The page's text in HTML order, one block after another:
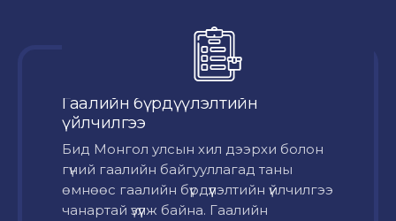
Гаалийн бүрдүүлэлтийн
үйлчилгээ
Бид Монгол улсын хил дээрхи болон
гүний гаалийн байгууллагад таны
өмнөөс гаалийн бүрдүүлэлтийн үйлчилгээ
чанартай үзүүлж байна. Гаалийн